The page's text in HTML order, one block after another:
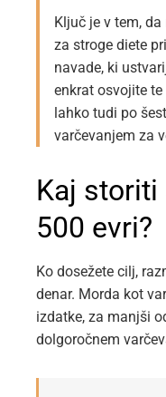
Ključ je v tem,
za stroge diete
navade, ki
enkrat osvojite
lahko tudi po
varčevanjem za
Kaj
500 evri?
Ko dosežete cilj,
denar. Morda kot
izdatke, za manjši
dolgoročnem